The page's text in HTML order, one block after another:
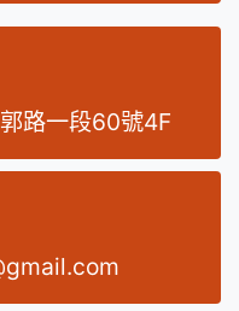
址
路一段60號4F
MAIL